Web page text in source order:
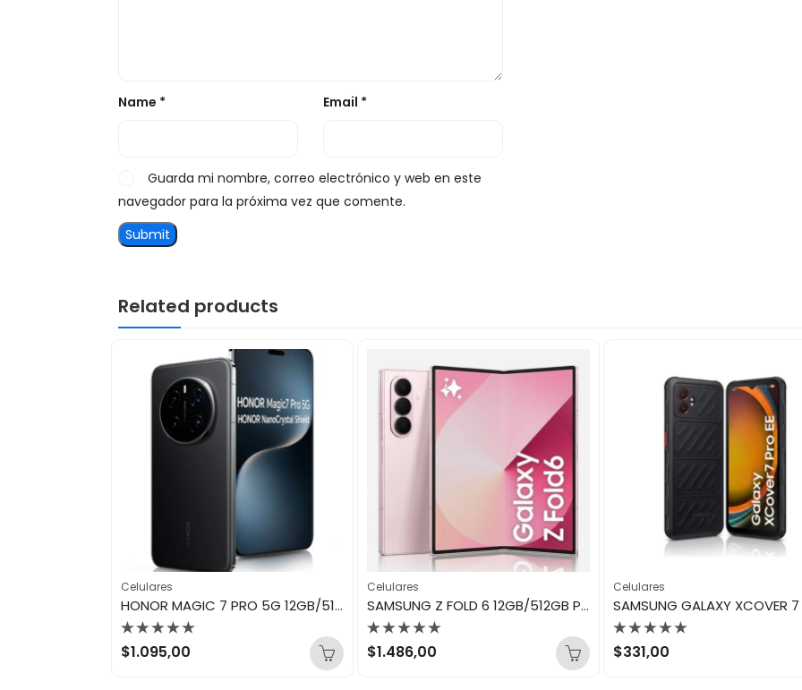
Name * Email *
Guarda mi nombre, correo electrónico y web en este
navegador para la próxima vez que comente.
Related products
Celulares
HONOR MAGIC 7 PRO 5G 12GB/512GB BLACK
Valorado
con
$1.095,00
Celulares
SAMSUNG Z FOLD 6 12GB/512GB PINK
Valorado
con
$1.486,00
Celulares
Valorado
con
$331,00